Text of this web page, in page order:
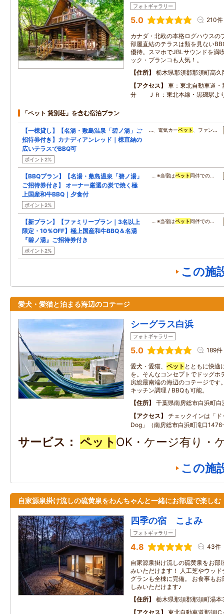
フォトギャラリー
5.0 210件
カナダ・北欧の本格ログハウスの
部屋直結のテラスは類を見ない
優待。スマホでJBLサウンドを満
ック・ブランコも人気！。
住所
栃木県那須郡那須町高
アクセス
車：東北自動車道
分 ＪＲ：東北本線・黒磯駅よ
「ペット 貸別荘」を含む宿泊プラン
【一棟貸し】【名湯・敷島温泉「碧ノ湯」ご
招待券付き】カナディアンレッド｜棟直結の
広いテラスでBBQ可
ポイント2%
…、電気カーペット 、ファン…
【BBQプラン】【名湯・敷島温泉「碧ノ湯」
ご招待券付き】 オーナー厳選の炭で焼く極
上国産和牛BBQ｜夕食付
ポイント2%
… ※当宿はペット 同伴での…
【新プラン】【ファミリープラン｜3名以上
限定・10％OFF】極上国産和牛BBQ＆名湯
『碧ノ湯』ご招待券付き
ポイント2%
… ※当宿はペット 同伴での…
この施
愛犬・愛猫と泊まる海辺のコテージ
シーグラス白浜
フォトギャラリー
5.0 189件
愛犬・愛猫、 ペット とともに快適
を。そんなコンセプトでドッグホ
房総最南端の海辺のコテージです
キッチン調理 / BBQも可能。
住所
千葉県南房総市白浜町白
アクセス
チェックインは「
Dog」（南房総市白浜町滝口
サービス ペット OK・ケージ有り・
この施
自家源泉掛け流しの硫黄泉をわんちゃんと一緒にお部屋で楽しむ
四季の宿 こよみ
フォトギャラリー
4.8 43件
自家源泉掛け流しの硫黄泉をお部
みいただけます！ 人工芝やウッ
グランも全棟に完備。 お食事もお
しみいただけます♪
住所
栃木県那須郡那須町湯
アクセス
東北自動車道那須